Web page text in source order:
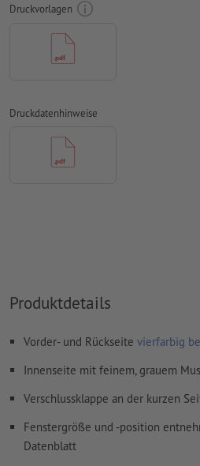
Rechtschreib- und Satzfehler
Überdruckeneinstellungen
Kommentare
korrekt zu positionieren.
Druckvorlagen
Druckdatenhinweise
Produktdetails
Vorder- und Rückseite vierfarbig
Innenseite mit feinem, grauem
Verschlussklappe an der kurzen
Fenstergröße und -position
Datenblatt